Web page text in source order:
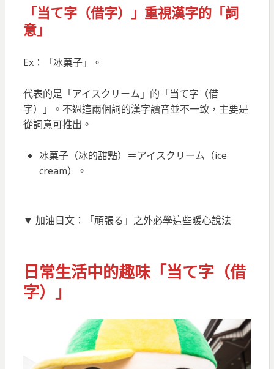
「当て字（借字）」 重視漢字的「詞
意」
Ex：「冰菓子」。
代表的是「アイスクリーム」的「当て字（借
字）」。不過這兩個詞的漢字讀音並不一致，主要是
從詞意可推出。
冰菓子（冰的甜點）＝アイスクリーム（ice
cream）。
▼ 加油日文：「頑張る」之外必學這些暖心說法
日常生活中的趣味「当て字（借
字）」